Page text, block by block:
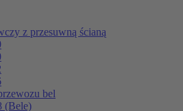
z przesuwną ścianą
bel
(Bele)